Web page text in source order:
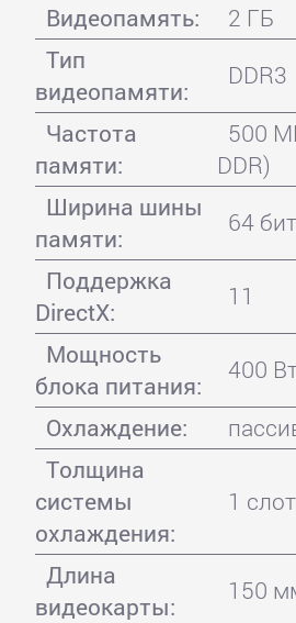
Видеопамять:
2 ГБ
Тип
видеопамяти:
DDR3
Частота
памяти:
500
DDR)
Ширина шины
памяти:
64 бит
Поддержка
DirectX:
11
Мощность
блока питания:
400
Охлаждение:
Толщина
системы
охлаждения:
1 слот
Длина
видеокарты:
150